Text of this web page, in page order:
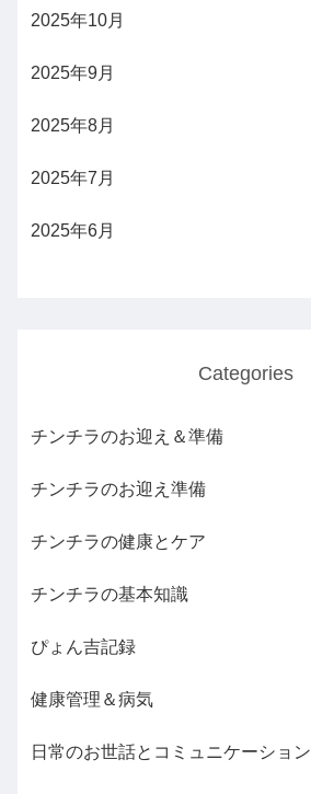
2025年10月
2025年9月
2025年8月
2025年7月
2025年6月
Categories
チンチラのお迎え＆準備
チンチラのお迎え準備
チンチラの健康とケア
チンチラの基本知識
ぴょん吉記録
健康管理＆病気
日常のお世話とコミュニケーション